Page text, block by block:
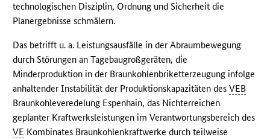
technologischen Disziplin, Ordnung und Sicherheit die
Planergebnisse schmälern.
Das betrifft u. a. Leistungsausfälle in der Abraumbewegung
durch Störungen an Tagebaugroßgeräten, die
Minderproduktion in der Braunkohlenbriketterzeugung infolge
anhaltender Instabilität der Produktionskapazitäten desVEB
Braunkohleveredelung Espenhain, das Nichterreichen
geplanter Kraftwerksleistungen im Verantwortungsbereich des
VE Kombinates Braunkohlenkraftwerke durch teilweise